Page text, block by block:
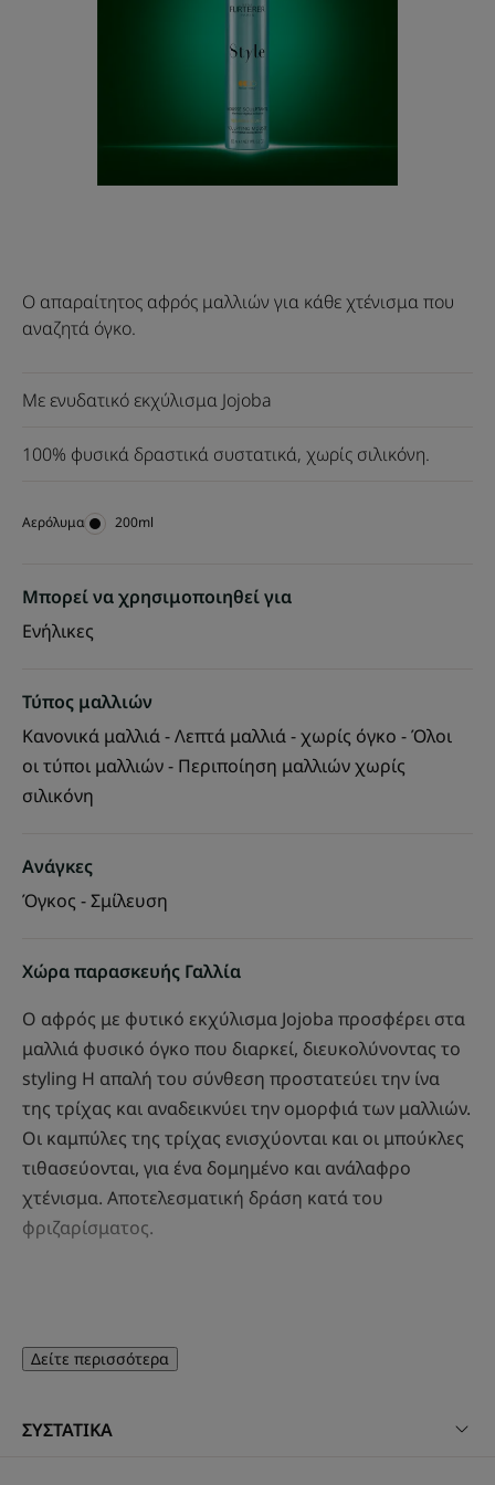
Ο απαραίτητος αφρός μαλλιών για κάθε χτένισμα που
αναζητά όγκο.
Με ενυδατικό εκχύλισμα Jojoba
100% φυσικά δραστικά συστατικά, χωρίς σιλικόνη.
Αερόλυμα Αερόλυμα
200ml
Μπορεί να χρησιμοποιηθεί για
Ενήλικες
Τύπος μαλλιών
Κανονικά μαλλιά - Λεπτά μαλλιά - χωρίς όγκο - Όλοι
οι τύποι μαλλιών - Περιποίηση μαλλιών χωρίς
σιλικόνη
Ανάγκες
Όγκος - Σμίλευση
Χώρα παρασκευής Γαλλία
Ο αφρός με φυτικό εκχύλισμα Jojoba προσφέρει στα
μαλλιά φυσικό όγκο που διαρκεί, διευκολύνοντας το
styling Η απαλή του σύνθεση προστατεύει την ίνα
της τρίχας και αναδεικνύει την ομορφιά των μαλλιών.
Οι καμπύλες της τρίχας ενισχύονται και οι μπούκλες
τιθασεύονται, για ένα δομημένο και ανάλαφρο
χτένισμα. Αποτελεσματική δράση κατά του
φριζαρίσματος.
Δείτε περισσότερα
ΣΥΣΤΑΤΙΚΑ